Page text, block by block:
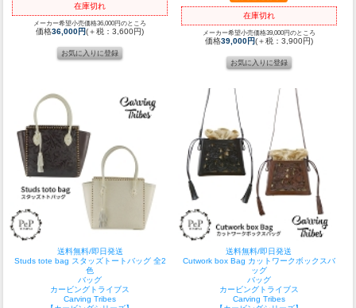
在庫切れ
メーカー希望小売価格36,000円のところ
価格36,000円(＋税：3,600円)
在庫切れ
メーカー希望小売価格39,000円のところ
価格39,000円(＋税：3,900円)
送料無料/即日発送
Studs tote bag スタッズトートバッグ 全2
色
バッグ
カービングトライブス
Carving Tribes
送料無料/即日発送
Cutwork box Bag カットワークボックスバ
ッグ
バッグ
カービングトライブス
Carving Tribes